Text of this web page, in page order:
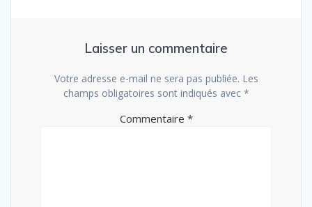
Laisser un commentaire
Votre adresse e-mail ne sera pas publiée. Les
champs obligatoires sont indiqués avec *
Commentaire *